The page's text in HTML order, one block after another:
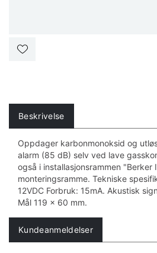
Beskrivelse
Oppdager karbonmonoksid og
alarm (85 dB) selv ved lave
også i installasjonsrammen "Berker
monteringsramme. Tekniske
12VDC Forbruk: 15mA. Akustisk
Mål 119 x 60 mm.
Kundeanmeldelser